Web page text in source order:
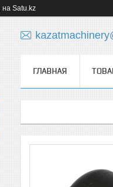
на Satu.kz
ГЛАВНАЯ